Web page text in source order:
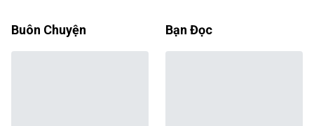
Buôn Chuyện Bạn Đọc